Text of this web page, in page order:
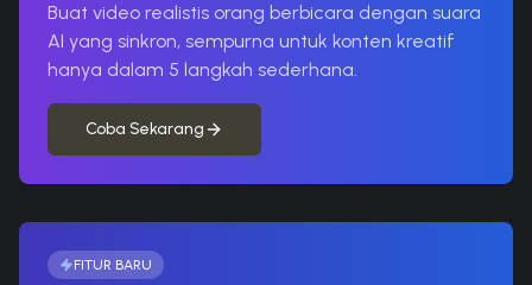
Buat video realistis orang berbicara dengan suara
AI yang sinkron, sempurna untuk konten kreatif
hanya dalam 5 langkah sederhana.
Coba Sekarang
FITUR BARU